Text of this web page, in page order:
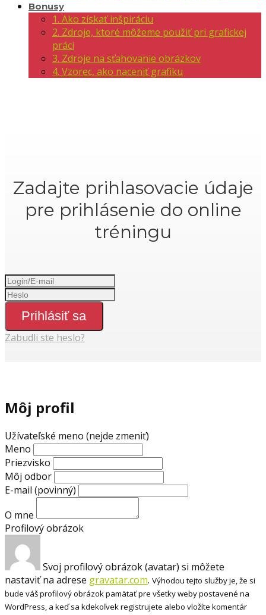
Bonusy
1. Ako získať inšpiráciu
2. Zdroje, ktoré môžeme použiť pri grafickej
práci
3. Zdroje na sťahovanie obrázkov
4. Vzorec, ako naceniť grafiku
Zadajte prihlasovacie údaje
pre prihlásenie do online
tréningu
Prihlásiť sa
Zabudli ste heslo?
Môj profil
Užívateľské meno (nejde zmeniť)
Meno
Priezvisko
Môj odbor
E-mail (povinný)
O mne
Profilový obrázok
Svoj profilový obrázok (avatar) si môžete
nastaviť na adrese gravatar.com. Výhodou tejto služby je, že si
bude váš profilový obrázok pamätať pre všetky weby postavené na
WordPress, a keď sa kdekoľvek registrujete alebo vložíte komentár